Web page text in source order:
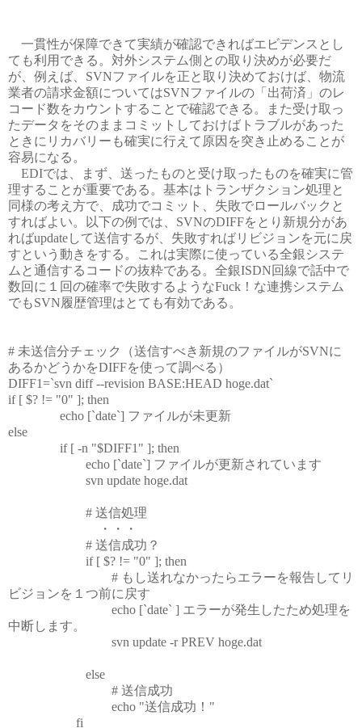
一貫性が保障できて実績が確認できればエビデンスとし
ても利用できる。対外システム側との取り決めが必要だ
が、例えば、SVNファイルを正と取り決めておけば、物流
業者の請求金額についてはSVNファイルの「出荷済」のレ
コード数をカウントすることで確認できる。また受け取っ
たデータをそのままコミットしておけばトラブルがあった
ときにリカバリーも確実に行えて原因を突き止めることが
容易になる。
EDIでは、まず、送ったものと受け取ったものを確実に管
理することが重要である。基本はトランザクション処理と
同様の考え方で、成功でコミット、失敗でロールバックと
すればよい。以下の例では、SVNのDIFFをとり新規分があ
ればupdateして送信するが、失敗すればリビジョンを元に戻
すという動きをする。これは実際に使っている全銀システ
ムと通信するコードの抜粋である。全銀ISDN回線で話中で
数回に１回の確率で失敗するようなFuck！な連携システム
でもSVN履歴管理はとても有効である。
# 未送信分チェック（送信すべき新規のファイルがSVNに
あるかどうかをDIFFを使って調べる）
DIFF1=`svn diff --revision BASE:HEAD hoge.dat`
if [ $? != "0" ]; then
echo [`date`] ファイルが未更新
else
if [ -n "$DIFF1" ]; then
echo [`date`] ファイルが更新されています
svn update hoge.dat
# 送信処理
・・・
# 送信成功？
if [ $? != "0" ]; then
# もし送れなかったらエラーを報告してリ
ビジョンを１つ前に戻す
echo [`date` ] エラーが発生したため処理を
中断します。
svn update -r PREV hoge.dat
else
# 送信成功
echo "送信成功！"
fi